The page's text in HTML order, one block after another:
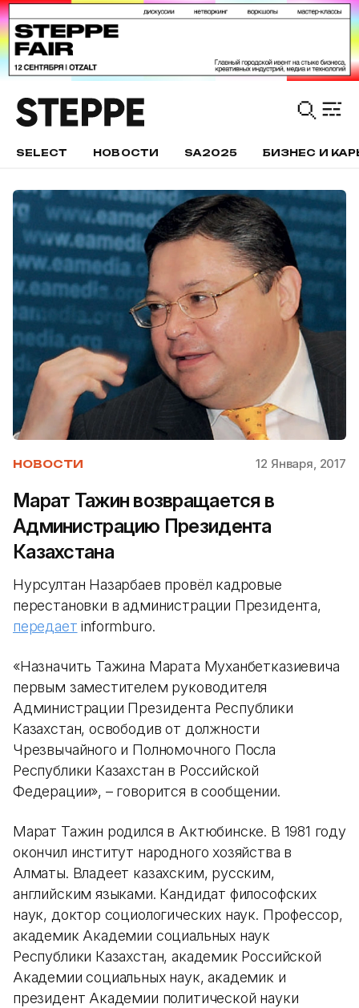
SELECT НОВОСТИ SA2025 БИЗНЕС И
НОВОСТИ 12 Января, 2017
Марат Тажин возвращается в
Администрацию Президента
Казахстана
Нурсултан Назарбаев провёл кадровые
перестановки в администрации Президента,
передает informburo.
«Назначить Тажина Марата Муханбетказиевича
первым заместителем руководителя
Администрации Президента Республики
Казахстан, освободив от должности
Чрезвычайного и Полномочного Посла
Республики Казахстан в Российской
Федерации», – говорится в сообщении.
Марат Тажин родился в Актюбинске. В 1981 году
окончил институт народного хозяйства в
Алматы. Владеет казахским, русским,
английским языками. Кандидат философских
наук, доктор социологических наук. Профессор,
академик Академии социальных наук
Республики Казахстан, академик Российской
Академии социальных наук, академик и
президент Академии политической науки